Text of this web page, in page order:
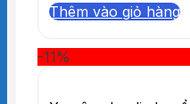
Thêm vào giỏ hàng
-11%